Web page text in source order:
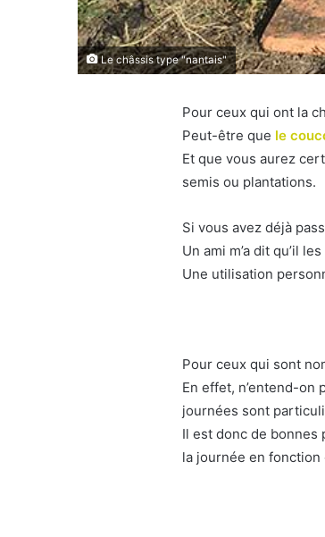
Le châssis type "nantais"
Pour ceux qui ont la
Peut-être que le
Et que vous aurez
semis ou plantations.
Si vous avez déjà
Un ami m’a dit qu’il
Une utilisation
Pour ceux qui sont
En effet, n’entend-on
journées sont
Il est donc de bonnes
la journée en fonction